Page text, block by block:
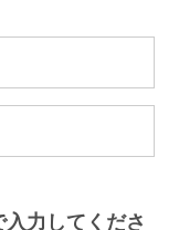
力してくださ